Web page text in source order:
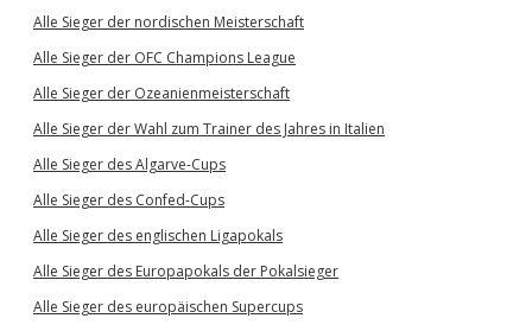
Alle Sieger der nordischen Meisterschaft
Alle Sieger der OFC Champions League
Alle Sieger der Ozeanienmeisterschaft
Alle Sieger der Wahl zum Trainer des Jahres in Italien
Alle Sieger des Algarve-Cups
Alle Sieger des Confed-Cups
Alle Sieger des englischen Ligapokals
Alle Sieger des Europapokals der Pokalsieger
Alle Sieger des europäischen Supercups